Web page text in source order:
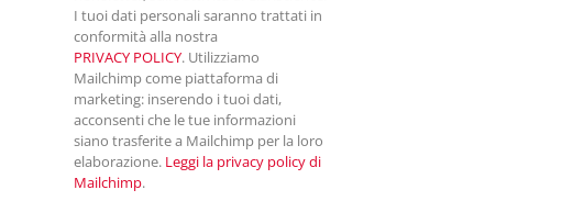
I tuoi dati personali saranno trattati in
conformità alla nostra
PRIVACY POLICY. Utilizziamo
Mailchimp come piattaforma di
marketing: inserendo i tuoi dati,
acconsenti che le tue informazioni
siano trasferite a Mailchimp per la loro
elaborazione. Leggi la privacy policy di
Mailchimp.